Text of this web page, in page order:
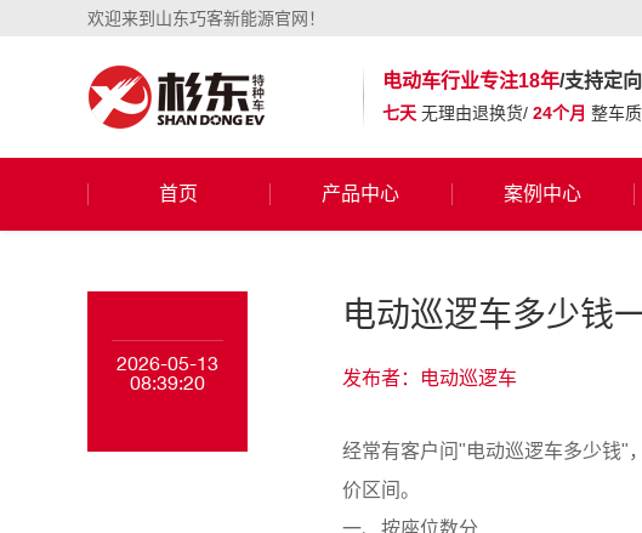
欢迎来到山东巧客新能源官网！
电动车行业专注18年/支持定
七天 无理由退换货/ 24个月 整车
首页 产品中心 案例中心
2026-05-13
08:39:20
电动巡逻车多少钱
发布者：电动巡逻车
经常有客户问"电动巡逻车多少钱"
价区间。
一、按座位数分